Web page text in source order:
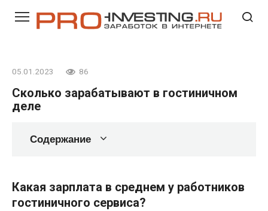
05.01.2023 86
Сколько зарабатывают в гостиничном
деле
Содержание
Какая зарплата в среднем у работников
гостиничного сервиса?